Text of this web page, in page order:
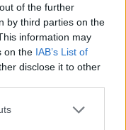
of the further
by third parties on the
information may
on the IAB’s List of
disclose it to other
μπορεί